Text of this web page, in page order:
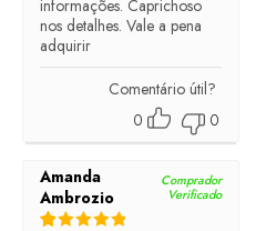
informações. Caprichoso
nos detalhes. Vale a pena
adquirir
Comentário útil?
0
0
Amanda
Ambrozio
Comprador
Verificado